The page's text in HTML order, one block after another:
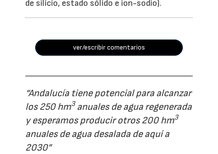
de silicio, estado sólido e ion-sodio).
ver/escribir comentarios
“Andalucía tiene potencial para alcanzar
los 250 hm3anuales de agua regenerada
y esperamos producir otros 200 hm3
anuales de agua desalada de aquí a
2030”